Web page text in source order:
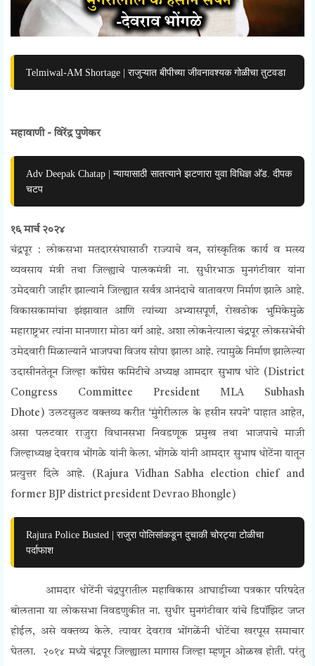
Telmiwal-AM Shortage | राजुऱ्यात बीपीच्या जीवनावश्यक गोळीचा तुटवडा
महावाणी - विरेंद्र पुणेकर
Adv Deepak Chatap | न्यायासाठी सातत्याने झटणारा युवा विधिज्ञ अ‍ॅड. दीपक
चटप
१६ मार्च २०२४
चंद्रपूर : लोकसभा मतदारसंघासाठी राज्याचे वन, सांस्कृतिक कार्य व मत्स्य
व्यवसाय मंत्री तथा जिल्ह्याचे पालकमंत्री ना. सुधीरभाऊ मुनगंटीवार यांना
उमेदवारी जाहीर झाल्याने जिल्ह्यात सर्वत्र आनंदाचे वातावरण निर्माण झाले आहे.
विकासकामांचा झंझावात आणि त्यांच्या अभ्यासपूर्ण, रोखठोक भुमिकेमुळे
महाराष्ट्रभर त्यांना मानणारा मोठा वर्ग आहे. अशा लोकनेत्याला चंद्रपूर लोकसभेची
उमेदवारी मिळाल्याने भाजपचा विजय सोपा झाला आहे. त्यामुळे निर्माण झालेल्या
उदासीनतेतून जिल्हा काँग्रेस कमिटीचे अध्यक्ष आमदार सुभाष धोटे (District
Congress Committee President MLA Subhash
Dhote) उलटसुलट वक्तव्य करीत ‘मुंगेरीलाल के हसीन सपने’ पाहात आहेत,
असा पलटवार राजुरा विधानसभा निवडणूक प्रमुख तथा भाजपाचे माजी
जिल्हाध्यक्ष देवराव भोंगळे यांनी केला. भोंगळे यांनी आमदार सुभाष धोटेंना यातून
प्रत्युत्तर दिले आहे. (Rajura Vidhan Sabha election chief and
former BJP district president Devrao Bhongle)
Rajura Police Busted | राजुरा पोलिसांकडून दुचाकी चोरट्या टोळीचा
पर्दाफाश
आमदार धोटेंनी चंद्रपुरातील महाविकास आघाडीच्या पत्रकार परिषदेत
बोलताना या लोकसभा निवडणुकीत ना. सुधीर मुनगंटीवार यांचे डिपॉझिट जप्त
होईल, असे वक्तव्य केले. त्यावर देवराव भोंगळेंनी धोटेंचा खरपूस समाचार
घेतला. २०१४ मध्ये चंद्रपूर जिल्ह्याला मागास जिल्हा म्हणून ओळख होती. परंतु